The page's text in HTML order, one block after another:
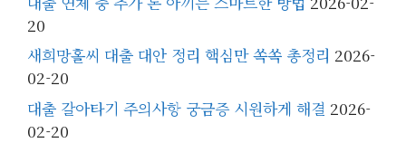
20
새희망홀씨 대출 대안 정리 핵심만 쏙쏙 총정리 2026-
02-20
대출 갈아타기 주의사항 궁금증 시원하게 해결 2026-
02-20